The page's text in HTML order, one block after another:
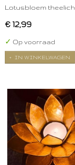
Lotusbloem
€ 12,99
✓ Op voorraad
IN WINKELWAGEN